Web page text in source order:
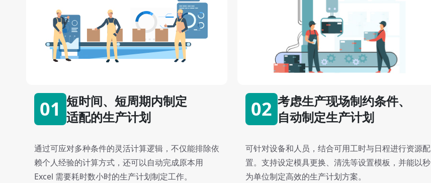
01 短时间、短周期内制定
适配的生产计划
通过可应对多种条件的灵活计算逻辑，不仅能排除依
赖个人经验的计算方式，还可以自动完成原本用
Excel 需要耗时数小时的生产计划制定工作。
02 考虑生产现场制约条件、
自动制定生产计划
可针对设备和人员，结合可用工时与日程进行资源配
置。支持设定模具更换、清洗等设置模板，并能以秒
为单位制定高效的生产计划方案。